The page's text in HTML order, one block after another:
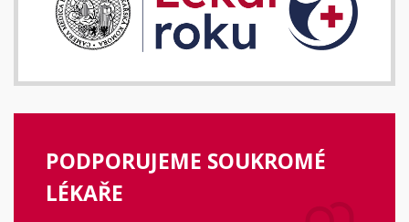
PODPORUJEME SOUKROMÉ
LÉKAŘE